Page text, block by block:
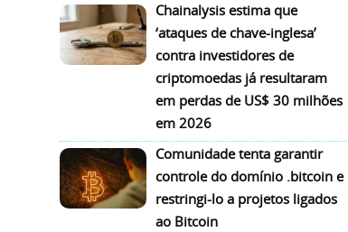
Chainalysis estima que
‘ataques de chave-inglesa’
contra investidores de
criptomoedas já resultaram
em perdas de US$ 30 milhões
em 2026
Comunidade tenta garantir
controle do domínio .bitcoin e
restringi-lo a projetos ligados
ao Bitcoin